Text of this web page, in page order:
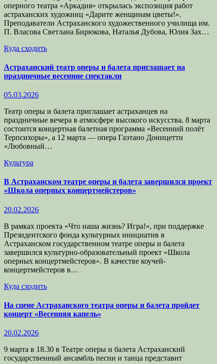
оперного театра «Аркадия» открылась экспозиция работ
астраханских художниц «Дарите женщинам цветы!».
Преподаватели Астраханского художественного училища им.
П. Власова Светлана Бирюкова, Наталья Дубова, Юлия Зах…
Куда сходить
Астраханский театр оперы и балета приглашает на
праздничные весенние спектакли
05.03.2026
Театр оперы и балета приглашает астраханцев на
праздничные вечера в атмосфере высокого искусства. 8 марта
состоится концертная балетная программа «Весенний полёт
Терпсихоры», а 12 марта — опера Гаэтано Доницетти
«Любовный…
Культура
В Астраханском театре оперы и балета завершился проект
«Школа оперных концертмейстеров»
20.02.2026
В рамках проекта «Что наша жизнь? Игра!», при поддержке
Президентского фонда культурных инициатив в
Астраханском государственном театре оперы и балета
завершился культурно-образовательный проект «Школа
оперных концертмейстеров». В качестве коучей-
концертмейстеров в…
Куда сходить
На сцене Астраханского театра оперы и балета пройдет
концерт «Весенняя капель»
20.02.2026
9 марта в 18.30 в Театре оперы и балета Астраханский
государственный ансамбль песни и танца представит